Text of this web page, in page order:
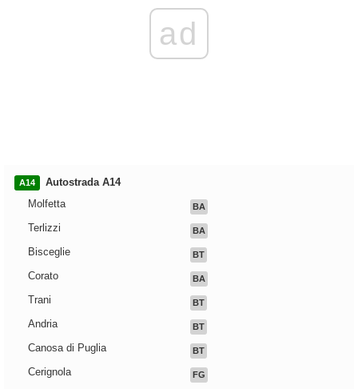
ad
A14
Autostrada A14
Molfetta
BA
Terlizzi BA
Bisceglie BT
Corato BA
Trani BT
Andria BT
Canosa di Puglia BT
Cerignola FG